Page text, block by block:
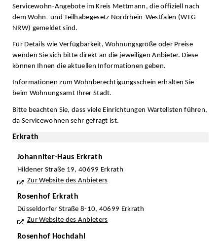
Servicewohn-Angebote im Kreis Mettmann, die offiziell nach
dem Wohn- und Teilhabegesetz Nordrhein-Westfalen (WTG
NRW) gemeldet sind.
Für Details wie Verfügbarkeit, Wohnungsgröße oder Preise
wenden Sie sich bitte direkt an die jeweiligen Anbieter. Diese
können Ihnen die aktuellen Informationen geben.
Informationen zum Wohnberechtigungsschein erhalten Sie
beim Wohnungsamt Ihrer Stadt.
Bitte beachten Sie, dass viele Einrichtungen Wartelisten führen,
da Servicewohnen sehr gefragt ist.
Erkrath
Johanniter-Haus Erkrath
Hildener Straße 19, 40699 Erkrath
Zur Website des Anbieters
Rosenhof Erkrath
Düsseldorfer Straße 8-10, 40699 Erkrath
Zur Website des Anbieters
Rosenhof Hochdahl